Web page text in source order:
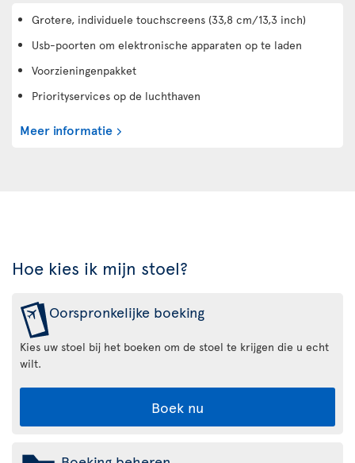
Grotere, individuele touchscreens (33,8 cm/13,3 inch)
Usb-poorten om elektronische apparaten op te laden
Voorzieningenpakket
Priorityservices op de luchthaven
Meer informatie
Hoe kies ik mijn stoel?
Oorspronkelijke boeking
Kies uw stoel bij het boeken om de stoel te krijgen die u echt
wilt.
Boek nu